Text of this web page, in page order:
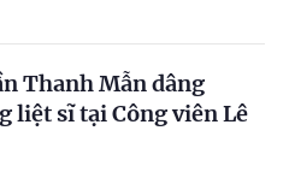
Thanh Mẫn dâng
liệt sĩ tại Công viên Lê